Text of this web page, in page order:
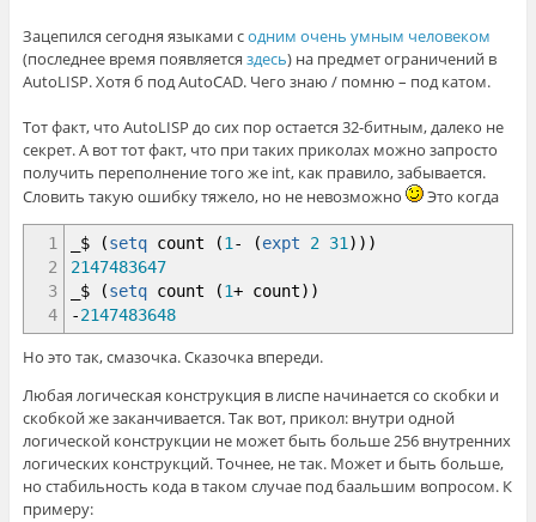
Зацепился сегодня языками содним очень умным человеком
(последнее время появляется здесь) на предмет ограничений в
AutoLISP. Хотя б под AutoCAD. Чего знаю / помню – под катом.
Тот факт, что AutoLISP до сих пор остается 32-битным, далеко не
секрет. А вот тот факт, что при таких приколах можно запросто
получить переполнение того же int, как правило, забывается.
Словить такую ошибку тяжело, но не невозможно
Это когда
1
2
3
4
_$ (setqcount (1 - (expt 2 31 ) ) )
2147483647
_$
(setqcount (1+count) )
-2147483648
Но это так, смазочка. Сказочка впереди.
Любая логическая конструкция в лиспе начинается со скобки и
скобкой же заканчивается. Так вот, прикол: внутри одной
логической конструкции не может быть больше 256 внутренних
логических конструкций. Точнее, не так. Может и быть больше,
но стабильность кода в таком случае под баальшим вопросом. К
примеру: